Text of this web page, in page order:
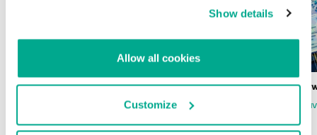
Show details
Allow all cookies
Customize
Wardriving en México: preparativos para
la Copa Mundial de Fútbol 2026
Estado del
MARC